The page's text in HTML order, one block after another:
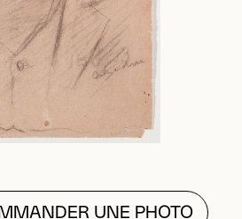
SUR CETTE IMAGE
UNE PHOTO